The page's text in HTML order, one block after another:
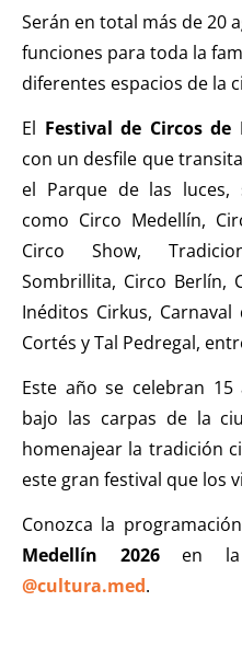
Serán en total más de 20
funciones para toda la
diferentes espacios de la
El Festival de Circos de
con un desfile que
el Parque de las luces,
como Circo Medellín,
Circo Show,
Sombrillita, Circo Berlín,
Inéditos Cirkus,
Cortés y Tal Pedregal,
Este año se celebran
bajo las carpas de la
homenajear la tradición
este gran festival que los
Conozca la
Medellín 2026en la
@cultura.med.